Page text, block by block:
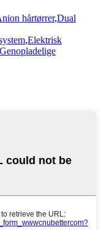
hårtørrer,Dual
,Elektrisk
Genopladelige